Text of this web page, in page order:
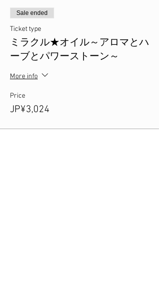
Sale ended
Ticket type
ミラクル★オイル～アロマとハ
ーブとパワーストーン～
More info
Price
JP¥3,024